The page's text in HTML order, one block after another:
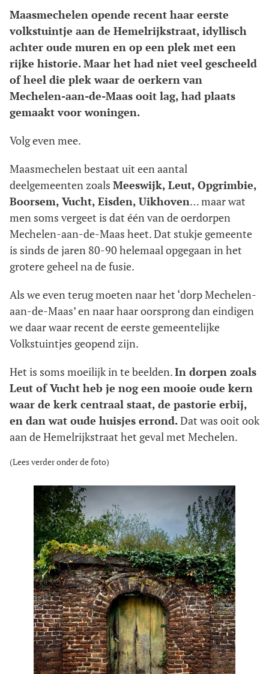
Maasmechelen opende recent haar eerste
volkstuintje aan de Hemelrijkstraat, idyllisch
achter oude muren en op een plek met een
rijke historie. Maar het had niet veel gescheeld
of heel die plek waar de oerkern van
Mechelen-aan-de-Maas ooit lag, had plaats
gemaakt voor woningen.
Volg even mee.
Maasmechelen bestaat uit een aantal
deelgemeenten zoals Meeswijk, Leut, Opgrimbie,
Boorsem, Vucht, Eisden, Uikhoven… maar wat
men soms vergeet is dat één van de oerdorpen
Mechelen-aan-de-Maas heet. Dat stukje gemeente
is sinds de jaren 80-90 helemaal opgegaan in het
grotere geheel na de fusie.
Als we even terug moeten naar het ‘dorp Mechelen-
aan-de-Maas’ en naar haar oorsprong dan eindigen
we daar waar recent de eerste gemeentelijke
Volkstuintjes geopend zijn.
Het is soms moeilijk in te beelden.In dorpen zoals
Leut of Vucht heb je nog een mooie oude kern
waar de kerk centraal staat, de pastorie erbij,
en dan wat oude huisjes errond.Dat was ooit ook
aan de Hemelrijkstraat het geval met Mechelen.
(Lees verder onder de foto)